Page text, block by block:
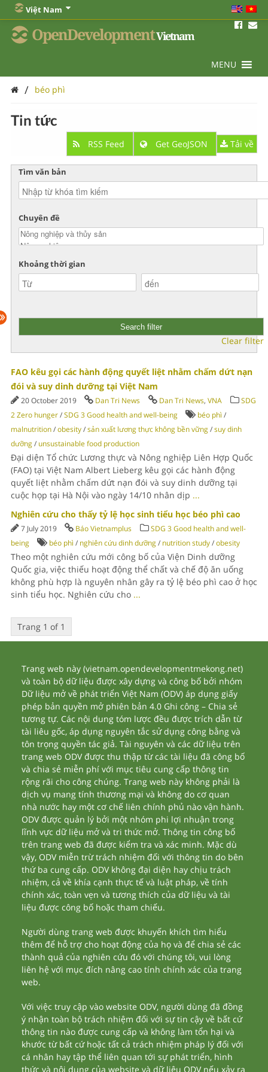
Việt Nam
OpenDevelopmentVietnam
MENU
/ béo phì
Tin tức
RSS Feed Get GeoJSON Tải về
Tìm văn bản
Chuyên đề
Khoảng thời gian
Clear filter
FAO kêu gọi các hành động quyết liệt nhằm chấm dứt nạn
đói và suy dinh dưỡng tại Việt Nam
20 October 2019 Dan Tri News Dan Tri News, VNA
SDG
2 Zero hunger/SDG 3 Good health and well-being béo phì /
malnutrition/obesity/sản xuất lương thực không bền vững/suy dinh
dưỡng/ unsustainable food production
Đại diện Tổ chức Lương thực và Nông nghiệp Liên Hợp Quốc
(FAO) tại Việt Nam Albert Lieberg kêu gọi các hành động
quyết liệt nhằm chấm dứt nạn đói và suy dinh dưỡng tại
cuộc họp tại Hà Nội vào ngày 14/10 nhân dịp ...
Nghiên cứu cho thấy tỷ lệ học sinh tiểu học béo phì cao
7 July 2019 Báo Vietnamplus
SDG 3 Good health and well-
being
béo phì / nghiên cứu dinh dưỡng/ nutrition study/obesity
Theo một nghiên cứu mới công bố của Viện Dinh dưỡng
Quốc gia, việc thiếu hoạt động thể chất và chế độ ăn uống
không phù hợp là nguyên nhân gây ra tỷ lệ béo phì cao ở học
sinh tiểu học. Nghiên cứu cho ...
Trang 1 of 1
Trang web này (vietnam.opendevelopmentmekong.net)
và toàn bộ dữ liệu được xây dựng và công bố bởi nhóm
Dữ liệu mở về phát triển Việt Nam (ODV) áp dụng giấy
phép bản quyền mở phiên bản 4.0 Ghi công – Chia sẻ
tương tự. Các nội dung tóm lược đều được trích dẫn từ
tài liêu gốc, áp dụng nguyên tắc sử dụng công bằng và
tôn trọng quyền tác giả. Tài nguyên và các dữ liệu trên
trang web ODV được thu thập từ các tài liệu đã công bố
và chia sẻ miễn phí với mục tiêu cung cấp thông tin
rộng rãi cho công chúng. Trang web này không phải là
dịch vụ mang tính thương mại và không do cơ quan
nhà nước hay một cơ chế liên chính phủ nào vận hành.
ODV được quản lý bởi một nhóm phi lợi nhuận trong
lĩnh vực dữ liệu mở và tri thức mở. Thông tin công bố
trên trang web đã được kiểm tra và xác minh. Mặc dù
vậy, ODV miễn trừ trách nhiệm đối với thông tin do bên
thứ ba cung cấp. ODV không đại diện hay chịu trách
nhiệm, cả về khía cạnh thực tế và luật pháp, về tính
chính xác, toàn vẹn và tương thích của dữ liệu và tài
liệu được công bố hoặc tham chiếu.
Người dùng trang web được khuyến khích tìm hiểu
thêm để hỗ trợ cho hoạt động của họ và để chia sẻ các
thành quả của nghiên cứu đó với chúng tôi, vui lòng
liên hệ với mục đích nâng cao tính chính xác của trang
web.
Với việc truy cập vào website ODV, người dùng đã đồng
ý nhận toàn bộ trách nhiệm đối với sự tin cậy về bất cứ
thông tin nào được cung cấp và không làm tổn hại và
khước từ bất cứ hoặc tất cả trách nhiệm pháp lý đối với
cá nhân hay tập thể liên quan tới sự phát triển, hình
thức và nội dung của website và dữ liệu ODV nếu xảy ra